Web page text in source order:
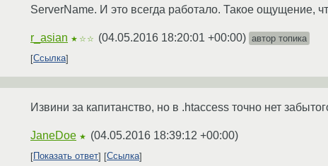
ServerName. И это всегда работало. Такое ощущение,
r_asian ★☆☆ (04.05.2016 18:20:01 +00:00) автор топика
Ссылка
Извини за капитанство, но в .htaccess точно нет
JaneDoe ★ (04.05.2016 18:39:12 +00:00)
Показать ответ Ссылка